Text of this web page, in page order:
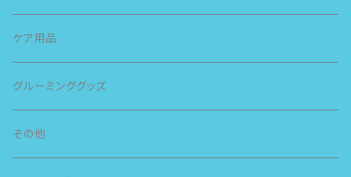
スライヴ
ケア用品
グルーミンググッズ
その他